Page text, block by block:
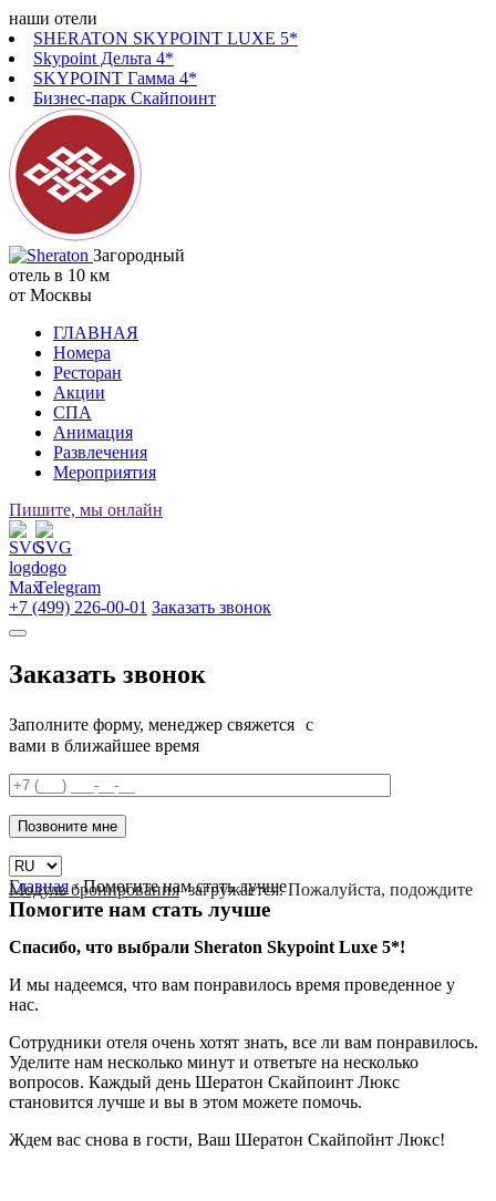
наши отели
SHERATON SKYPOINT LUXE 5*
Skypoint Дельта 4*
SKYPOINT Гамма 4*
Бизнес-парк Скайпоинт
Загородный
отель в 10 км
от Москвы
ГЛАВНАЯ
Номера
Ресторан
Акции
СПА
Анимация
Развлечения
Мероприятия
Пишите, мы онлайн
+7 (499) 226-00-01 Заказать звонок
Заказать звонок
Заполните форму, менеджер свяжется с
вами в ближайшее время
Главная ›Помогите нам стать лучше
Модуль бронирования загружается. Пожалуйста, подождите
Помогите нам стать лучше
Спасибо, что выбрали Sheraton Skypoint Luxe 5*!
И мы надеемся, что вам понравилось время проведенное у
нас.
Сотрудники отеля очень хотят знать, все ли вам понравилось.
Уделите нам несколько минут и ответьте на несколько
вопросов. Каждый день Шератон Скайпоинт Люкс
становится лучше и вы в этом можете помочь.
Ждем вас снова в гости, Ваш Шератон Скайпойнт Люкс!